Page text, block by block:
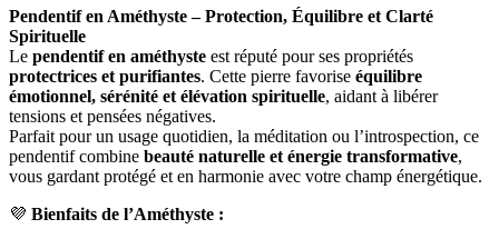
Pendentif en Améthyste – Protection, Équilibre et Clarté
Spirituelle
Le pendentif en améthyste est réputé pour ses propriétés
protectrices et purifiantes. Cette pierre favorise équilibre
émotionnel, sérénité et élévation spirituelle, aidant à libérer
tensions et pensées négatives.
Parfait pour un usage quotidien, la méditation ou l’introspection, ce
pendentif combine beauté naturelle et énergie transformative,
vous gardant protégé et en harmonie avec votre champ énergétique.
💜 Bienfaits de l’Améthyste :